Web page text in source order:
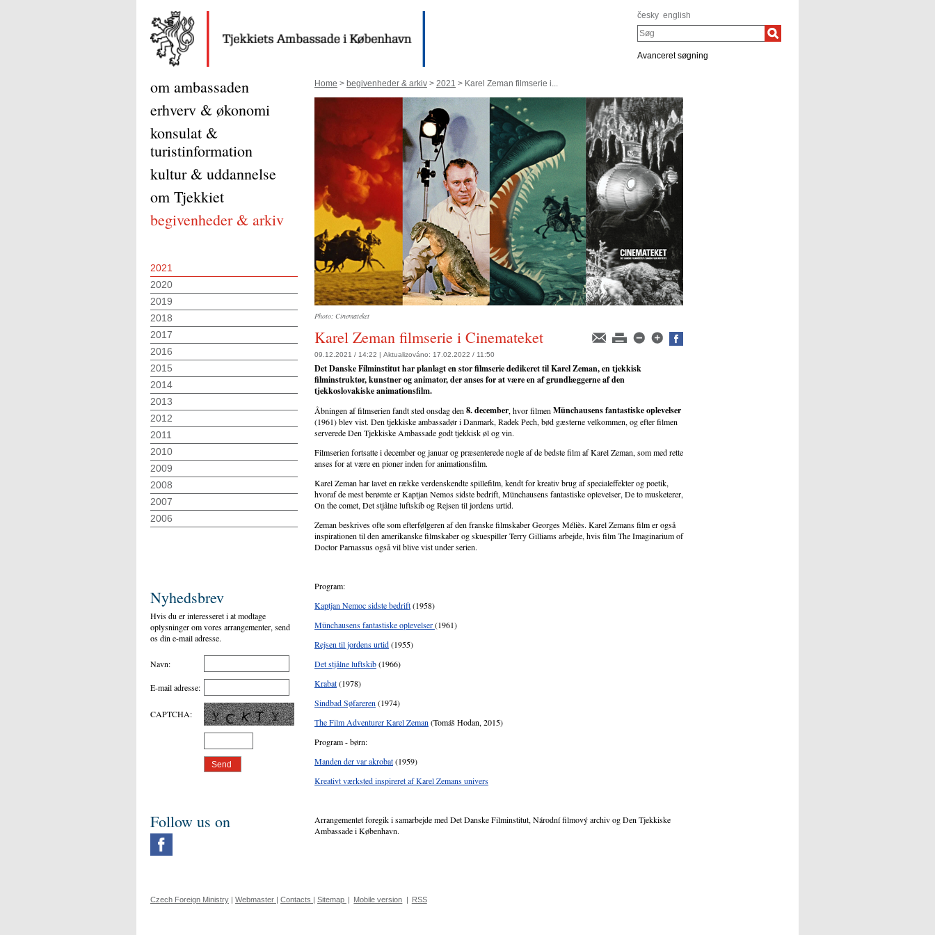
česky english
Søg
Avanceret søgning
Home > begivenheder & arkiv > 2021 > Karel Zeman filmserie i...
Photo: Cinemateket
Karel Zeman filmserie i Cinemateket
09.12.2021 / 14:22 | Aktualizováno: 17.02.2022 / 11:50
Det Danske Filminstitut har planlagt en stor filmserie dedikeret til Karel Zeman, en tjekkisk
filminstruktør, kunstner og animator, der anses for at være en af ​​grundlæggerne af den
tjekkoslovakiske animationsfilm.
Åbningen af filmserien fandt sted onsdag den8. december, hvor filmenMünchausens fantastiske oplevelser
(1961) blev vist. Den tjekkiske ambassadør i Danmark, Radek Pech, bød gæsterne velkommen, og efter filmen
serverede Den Tjekkiske Ambassade godt tjekkisk øl og vin.
Filmserien fortsatte i december og januar og præsenterede nogle af de bedste film af Karel Zeman, som med rette
anses for at være en pioner inden for animationsfilm.
Karel Zeman har lavet en række verdenskendte spillefilm, kendt for kreativ brug af specialeffekter og poetik,
hvoraf de mest berømte er Kaptjan Nemos sidste bedrift, Münchausens fantastiske oplevelser, De to musketerer,
On the comet, Det stjålne luftskib og Rejsen til jordens urtid.
Zeman beskrives ofte som efterfølgeren af den franske filmskaber Georges Méliès. Karel Zemans film er også
inspirationen til den amerikanske filmskaber og skuespiller Terry Gilliams arbejde, hvis film The Imaginarium of
Doctor Parnassus også vil blive vist under serien.
Program:
Kaptjan Nemoc sidste bedrift(1958)
Münchausens fantastiske oplevelser(1961)
Rejsen til jordens urtid(1955)
Det stjålne luftskib(1966)
Krabat(1978)
Sindbad Søfareren(1974)
The Film Adventurer Karel Zeman(Tomáš Hodan, 2015)
Program - børn:
Manden der var akrobat(1959)
Kreativt værksted inspireret af Karel Zemans univers
Arrangementet foregik i samarbejde med Det Danske Filminstitut, Národní filmový archiv og Den Tjekkiske
Ambassade i København.
om ambassaden
erhverv & økonomi
konsulat &
turistinformation
kultur & uddannelse
om Tjekkiet
begivenheder & arkiv
2021
2020
2019
2018
2017
2016
2015
2014
2013
2012
2011
2010
2009
2008
2007
2006
Nyhedsbrev
Hvis du er interesseret i at modtage
oplysninger om vores arrangementer, send
os din e-mail adresse.
Navn:
E-mail adresse:
CAPTCHA:
Follow us on
Czech Foreign Ministry | Webmaster | Contacts | Sitemap | Mobile version | RSS